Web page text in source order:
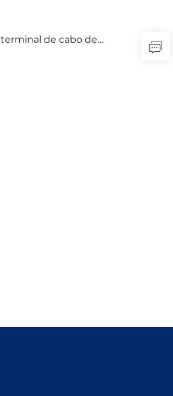
terminal de cabo de